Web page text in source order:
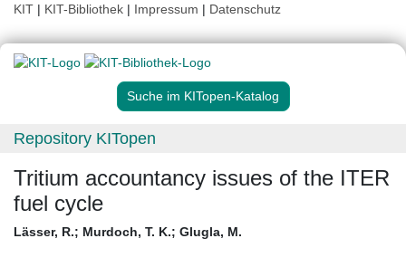
KIT | KIT-Bibliothek | Impressum | Datenschutz
Suche im KITopen-Katalog
Repository KITopen
Tritium accountancy issues of the ITER
fuel cycle
Lässer, R.; Murdoch, T. K.; Glugla, M.